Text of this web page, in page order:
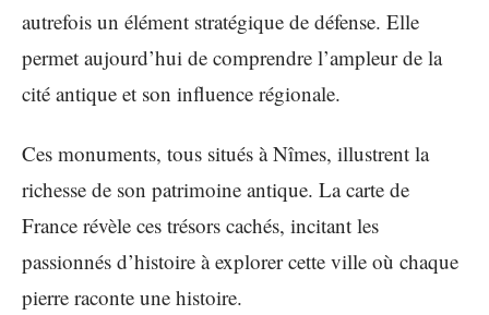
autrefois un élément stratégique de défense. Elle
permet aujourd’hui de comprendre l’ampleur de la
cité antique et son influence régionale.
Ces monuments, tous situés à Nîmes, illustrent la
richesse de son patrimoine antique. La carte de
France révèle ces trésors cachés, incitant les
passionnés d’histoire à explorer cette ville où chaque
pierre raconte une histoire.